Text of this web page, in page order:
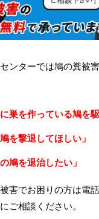
ンターでは鳩の糞被
巣を作っている鳩を
を撃退してほしい」
鳩を退治したい」
害でお困りの方は電
ご相談ください。